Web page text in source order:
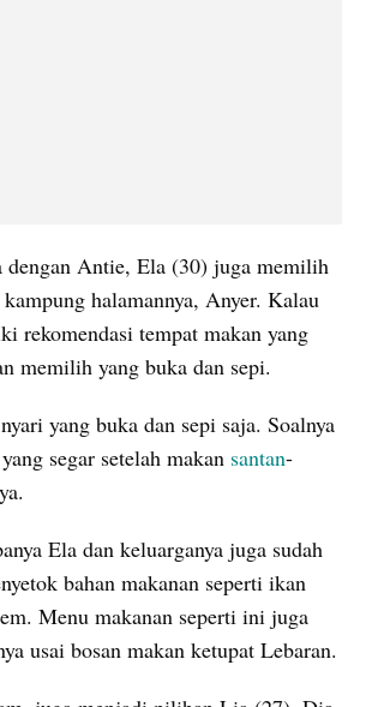
dengan Antie, Ela (30) juga memilih
halamannya, Anyer. Kalau
rekomendasi tempat makan yang
memilih yang buka dan sepi.
yang buka dan sepi saja. Soalnya
segar setelah makan santan-
Ela dan keluarganya juga sudah
bahan makanan seperti ikan
Menu makanan seperti ini juga
usai bosan makan ketupat Lebaran.